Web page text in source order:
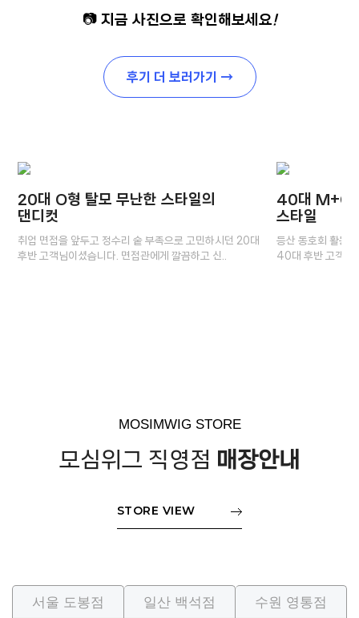
📷 지금 사진으로 확인해보세요!
후기 더 보러가기 →
20대 O형 탈모 무난한 스타일의
댄디컷
취업 면접을 앞두고 정수리 숱 부족으로 고민하시던 20대
후반 고객님이셨습니다. 면접관에게 깔끔하고 신..
40대 M+O
스타일
등산 동호회 활동
40대 후반 고객님
MOSIMWIG STORE
모심위그 직영점 매장안내
STORE VIEW
서울 도봉점 일산 백석점 수원 영통점